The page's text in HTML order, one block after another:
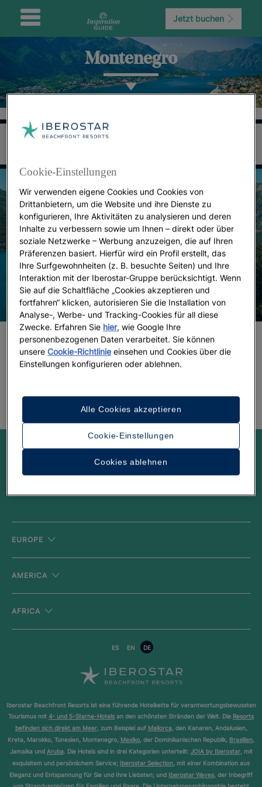
Jetzt buchen
Montenegro
5 Tage, um Montenegro wie nie zuvor
zu erleben
Lassen Sie sich inspirieren!
EUROPE
AMERICA
AFRICA
ES EN DE
Iberostar Beachfront Resorts ist eine führende Hotelkette für verantwortungsbewussten
Tourismus mit 4- und 5-Sterne-Hotels an den schönsten Stränden der Welt. Die Resorts
befinden sich direkt am Meer, zum Beispiel auf Mallorca, den Kanaren, Andalusien,
Kreta, Marokko, Tunesien, Montenegro, Mexiko, der Dominikanischen Republik, Brasilien,
Jamaika und Aruba. Die Hotels sind in drei Kategorien unterteilt: JOIA by Iberostar, mit
exquisitem und persönlichem Service; Iberostar Selection, mit einer Kombination aus
Eleganz und Entspannung für Sie und Ihre Liebsten; und Iberostar Waves, der Inbegriff
Cookie-Einstellungen
Wir verwenden eigene Cookies und Cookies von
Drittanbietern, um die Website und ihre Dienste zu
konfigurieren, Ihre Aktivitäten zu analysieren und deren
Inhalte zu verbessern sowie um Ihnen – direkt oder über
soziale Netzwerke – Werbung anzuzeigen, die auf Ihren
Präferenzen basiert. Hierfür wird ein Profil erstellt, das
Ihre Surfgewohnheiten (z. B. besuchte Seiten) und Ihre
Interaktion mit der Iberostar-Gruppe berücksichtigt. Wenn
Sie auf die Schaltfläche „Cookies akzeptieren und
fortfahren“ klicken, autorisieren Sie die Installation von
Analyse-, Werbe- und Tracking-Cookies für all diese
Zwecke. Erfahren Sie hier, wie Google Ihre
personenbezogenen Daten verarbeitet. Sie können
unsereCookie-Richtlinie einsehen und Cookies über die
Einstellungen konfigurieren oder ablehnen.
Cookie-Einstellungen
Cookies ablehnen
Alle Cookies akzeptieren